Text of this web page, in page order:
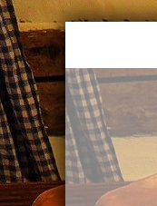
Skip
content